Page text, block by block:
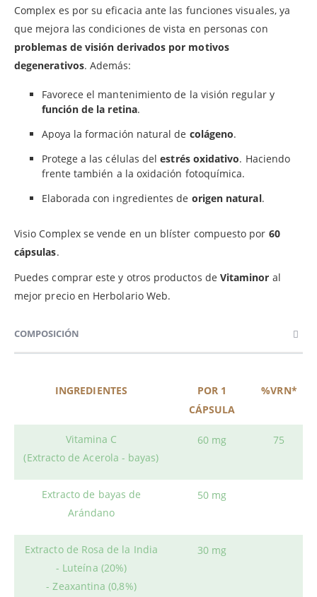
Complex es por su eficacia ante las funciones visuales, ya
que mejora las condiciones de vista en personas con
problemas de visión derivados por motivos
degenerativos. Además:
Favorece el mantenimiento de la visión regular y
función de la retina.
Apoya la formación natural de colágeno.
Protege a las células delestrés oxidativo. Haciendo
frente también a la oxidación fotoquímica.
Elaborada con ingredientes de origen natural.
Visio Complex se vende en un blíster compuesto por 60
cápsulas.
Puedes comprar este y otros productos de Vitaminor al
mejor precio en Herbolario Web.
COMPOSICIÓN
INGREDIENTES
POR 1
CÁPSULA
%VRN*
Vitamina C
(Extracto de Acerola - bayas)
60 mg 75
Extracto de bayas de
Arándano
50 mg
Extracto de Rosa de la India
- Luteína (20%)
- Zeaxantina (0,8%)
30 mg